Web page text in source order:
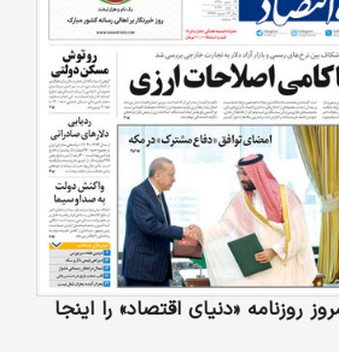
روزنامه «دنیای‌ اقتصاد» را اینجا